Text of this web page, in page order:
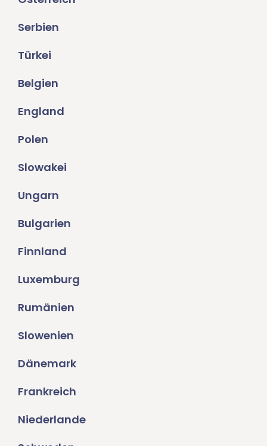
Serbien
Türkei
Belgien
England
Polen
Slowakei
Ungarn
Bulgarien
Finnland
Luxemburg
Rumänien
Slowenien
Dänemark
Frankreich
Niederlande